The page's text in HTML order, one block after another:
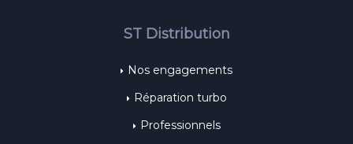
ST Distribution
Nos engagements
Réparation turbo
Professionnels